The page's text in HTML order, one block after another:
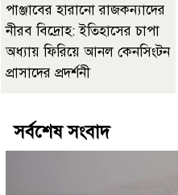
পাঞ্জাবের হারানো রাজকন্যাদের
নীরব বিদ্রোহ: ইতিহাসের চাপা
অধ্যায় ফিরিয়ে আনল কেনসিংটন
প্রাসাদের প্রদর্শনী
সর্বশেষ সংবাদ